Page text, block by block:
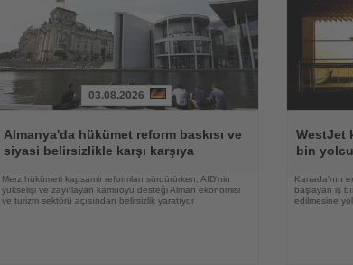
Oku
03.08.2026
Almanya'da hükümet reform baskısı ve
siyasi belirsizlikle karşı karşıya
Merz hükümeti kapsamlı reformları sürdürürken, AfD'nin
yükselişi ve zayıflayan kamuoyu desteği Alman ekonomisi
ve turizm sektörü açısından belirsizlik yaratıyor
Oku
WestJet
bin
Kanada'nın
başlayan iş
edilmesine yol